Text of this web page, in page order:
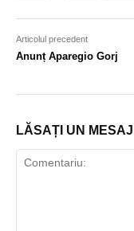
Articolul precedent
Anunț Aparegio Gorj
LĂSAȚI UN MESAJ